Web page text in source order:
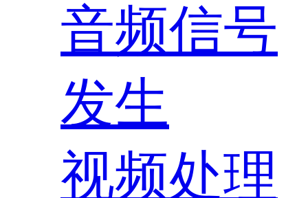
音频信号
发生
视频处理